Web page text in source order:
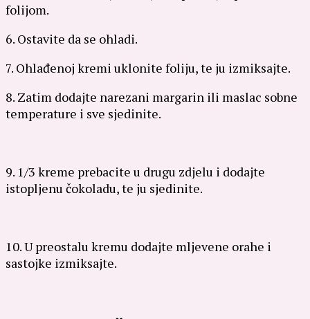
folijom.
6. Ostavite da se ohladi.
7. Ohlađenoj kremi uklonite foliju, te ju izmiksajte.
8. Zatim dodajte narezani margarin ili maslac sobne
temperature i sve sjedinite.
9. 1/3 kreme prebacite u drugu zdjelu i dodajte
istopljenu čokoladu, te ju sjedinite.
10. U preostalu kremu dodajte mljevene orahe i
sastojke izmiksajte.